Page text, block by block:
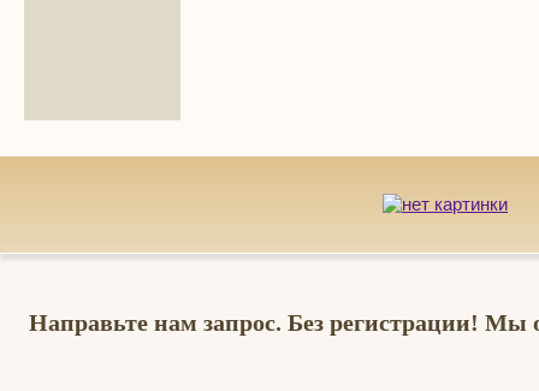
Направьте нам запрос. Без регистрации! Мы